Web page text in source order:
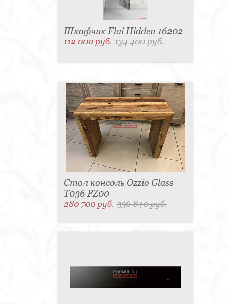
Шкафчик Flai Hidden 16202
112 000 руб.134 400 руб.
Стол консоль Ozzio Glass
T036 PZ00
280 700 руб.336 840 руб.